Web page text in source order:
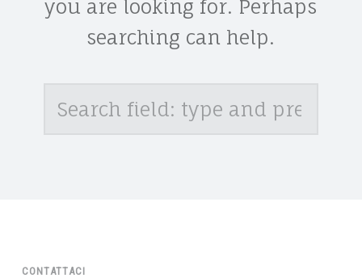
you are looking for. Perhaps
searching can help.
Search
CONTATTACI